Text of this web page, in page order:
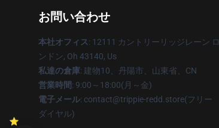
お問い合わせ
本社オフィス: 12111 カントリーリッジレーン ロ
ンドン, Oh 43140, Us
私達の倉庫: 建物10、丹陽市、山東省、CN
営業時間: 9:00～18:00(月～金)
電子メール: contact@trippie-redd.store(フリー
ダイヤル)